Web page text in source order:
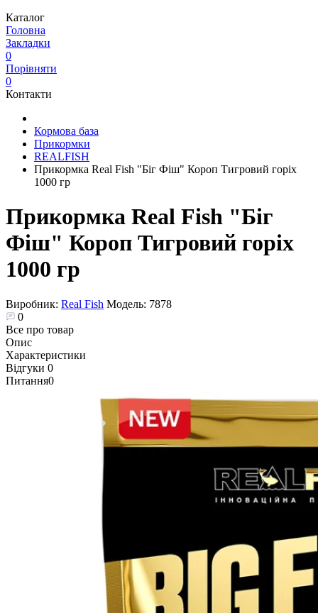
Каталог
Головна
Закладки
0
Порівняти
0
Контакти
Кормова база
Прикормки
REALFISH
Прикормка Real Fish "Біг Фіш" Короп Тигровий горіх
1000 гр
Прикормка Real Fish "Біг
Фіш" Короп Тигровий горіх
1000 гр
Виробник: Real Fish Модель: 7878
0
Все про товар
Опис
Характеристики
Відгуки 0
Питання0